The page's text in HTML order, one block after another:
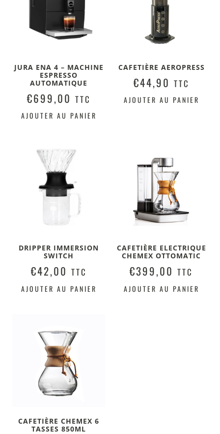
JURA ENA 4 – MACHINE
ESPRESSO
AUTOMATIQUE
€699,00 TTC
AJOUTER AU PANIER
CAFETIÈRE AEROPRESS
€44,90 TTC
AJOUTER AU PANIER
DRIPPER IMMERSION
SWITCH
€42,00 TTC
AJOUTER AU PANIER
CAFETIÈRE ELECTRIQUE
CHEMEX OTTOMATIC
€399,00 TTC
AJOUTER AU PANIER
CAFETIÈRE CHEMEX 6
TASSES 850ML